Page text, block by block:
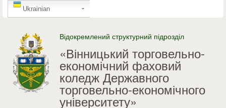
Перейти до основного
GTranslate
Ukrainian
Відокремлений структурний підрозділ
«Вінницький торговельно-
економічний фаховий
коледж Державного
торговельно-економічного
університету»